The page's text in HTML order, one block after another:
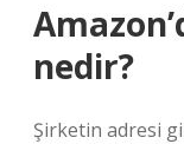
nedir?
Şirketin adresi